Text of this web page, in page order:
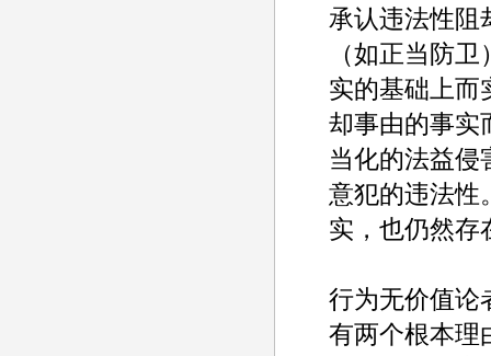
承认违法性阻
（如正当防
实的基础上
却事由的事实
当化的法益侵
意犯的违法性
实，也仍然存
行为无价值论
有两个根本理